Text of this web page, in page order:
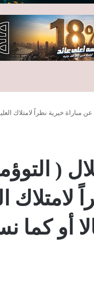
مباراة خيرية نظراً لامتلاك
(
لامتلاك
أو كما